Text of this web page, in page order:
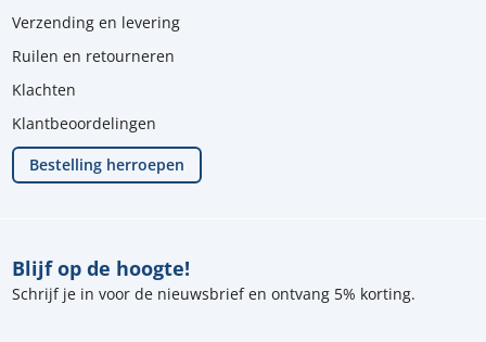
Blijf op de hoogte!
Schrijf je in voor de nieuwsbrief en ontvang 5% korting.
Verzending en levering
Ruilen en retourneren
Klachten
Klantbeoordelingen
Bestelling herroepen